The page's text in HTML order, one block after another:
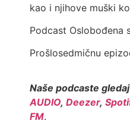
kao i njihove muški
Podcast
Prošlosedmičnu
Naše podcaste
AUDIO,Deezer,
FM.